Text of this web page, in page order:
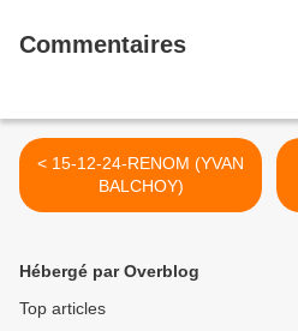
Commentaires
< 15-12-24-RENOM (YVAN
BALCHOY)
Hébergé par Overblog
Top articles